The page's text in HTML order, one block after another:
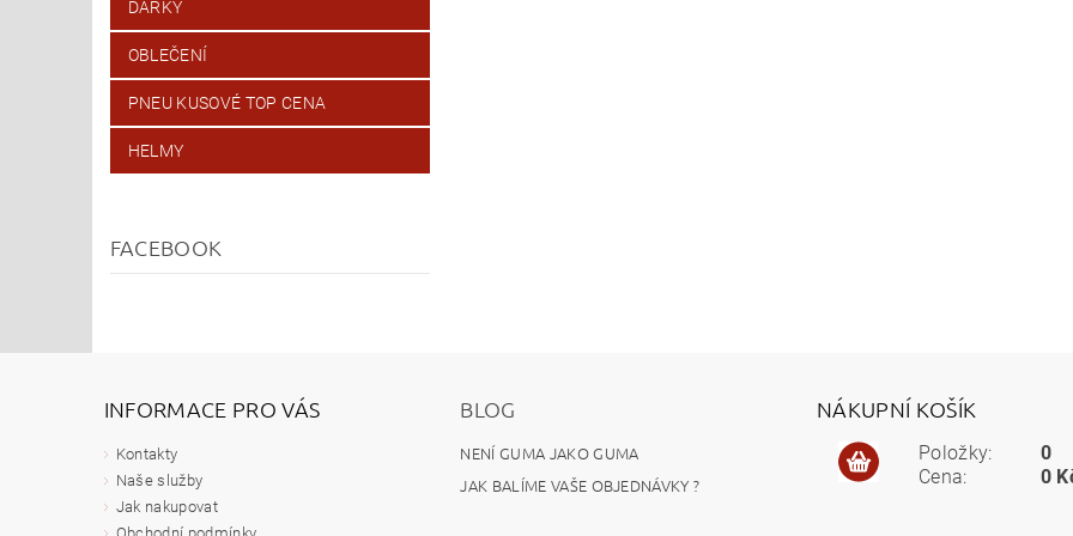
DÁRKY
OBLEČENÍ
PNEU KUSOVÉ TOP CENA
HELMY
FACEBOOK
INFORMACE PRO VÁS
Kontakty
Naše služby
Jak nakupovat
BLOG
NENÍ GUMA JAKO GUMA
JAK BALÍME VAŠE OBJEDNÁVKY ?
NÁKUPNÍ KOŠÍK
Položky:
Cena:
0
0